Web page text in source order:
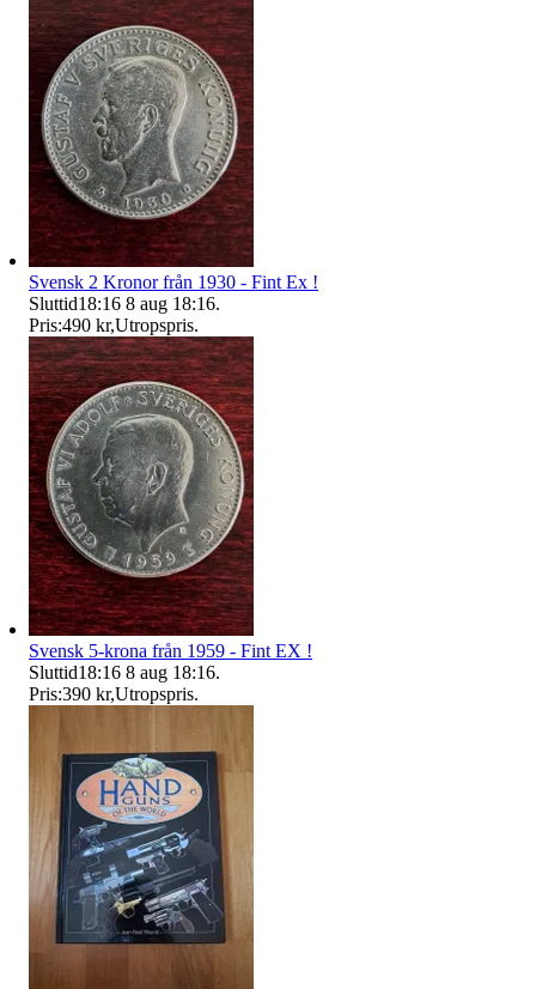
Svensk 2 Kronor från 1930 - Fint Ex !
Sluttid18:16 8 aug 18:16.
Pris:490 kr,Utropspris.
Svensk 5-krona från 1959 - Fint EX !
Sluttid18:16 8 aug 18:16.
Pris:390 kr,Utropspris.